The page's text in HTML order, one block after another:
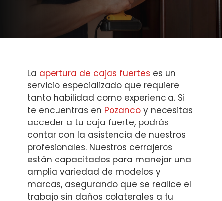
La apertura de cajas fuertes es un
servicio especializado que requiere
tanto habilidad como experiencia. Si
te encuentras en Pozanco y necesitas
acceder a tu caja fuerte, podrás
contar con la asistencia de nuestros
profesionales. Nuestros cerrajeros
están capacitados para manejar una
amplia variedad de modelos y
marcas, asegurando que se realice el
trabajo sin daños colaterales a tu